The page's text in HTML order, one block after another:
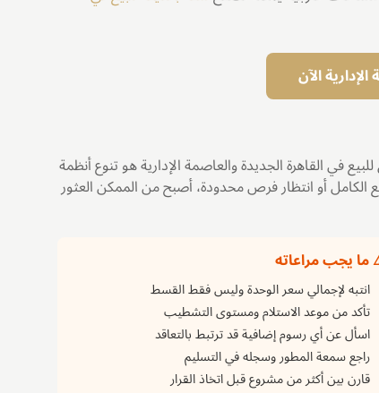
الآن
في القاهرة الجديدة والعاصمة الإدارية هو تنوع أنظمة
الكامل أو انتظار فرص محدودة، أصبح من الممكن العثور
يجب مراعاته
انتبه لإجمالي سعر الوحدة وليس فقط القسط
تأكد من موعد الاستلام ومستوى التشطيب
اسأل عن أي رسوم إضافية قد ترتبط بالتعاقد
راجع سمعة المطور وسجله في التسليم
قارن بين أكثر من مشروع قبل اتخاذ القرار